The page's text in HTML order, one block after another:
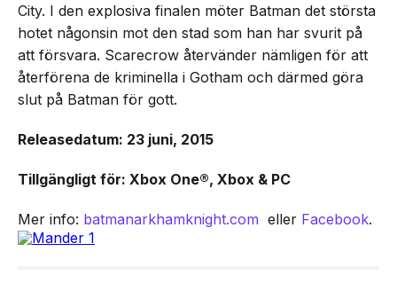
City. I den explosiva finalen möter Batman det största
hotet någonsin mot den stad som han har svurit på
att försvara. Scarecrow återvänder nämligen för att
återförena de kriminella i Gotham och därmed göra
slut på Batman för gott.
Releasedatum: 23 juni, 2015
Tillgängligt för: Xbox One®, Xbox & PC
Mer info: batmanarkhamknight.com eller Facebook.